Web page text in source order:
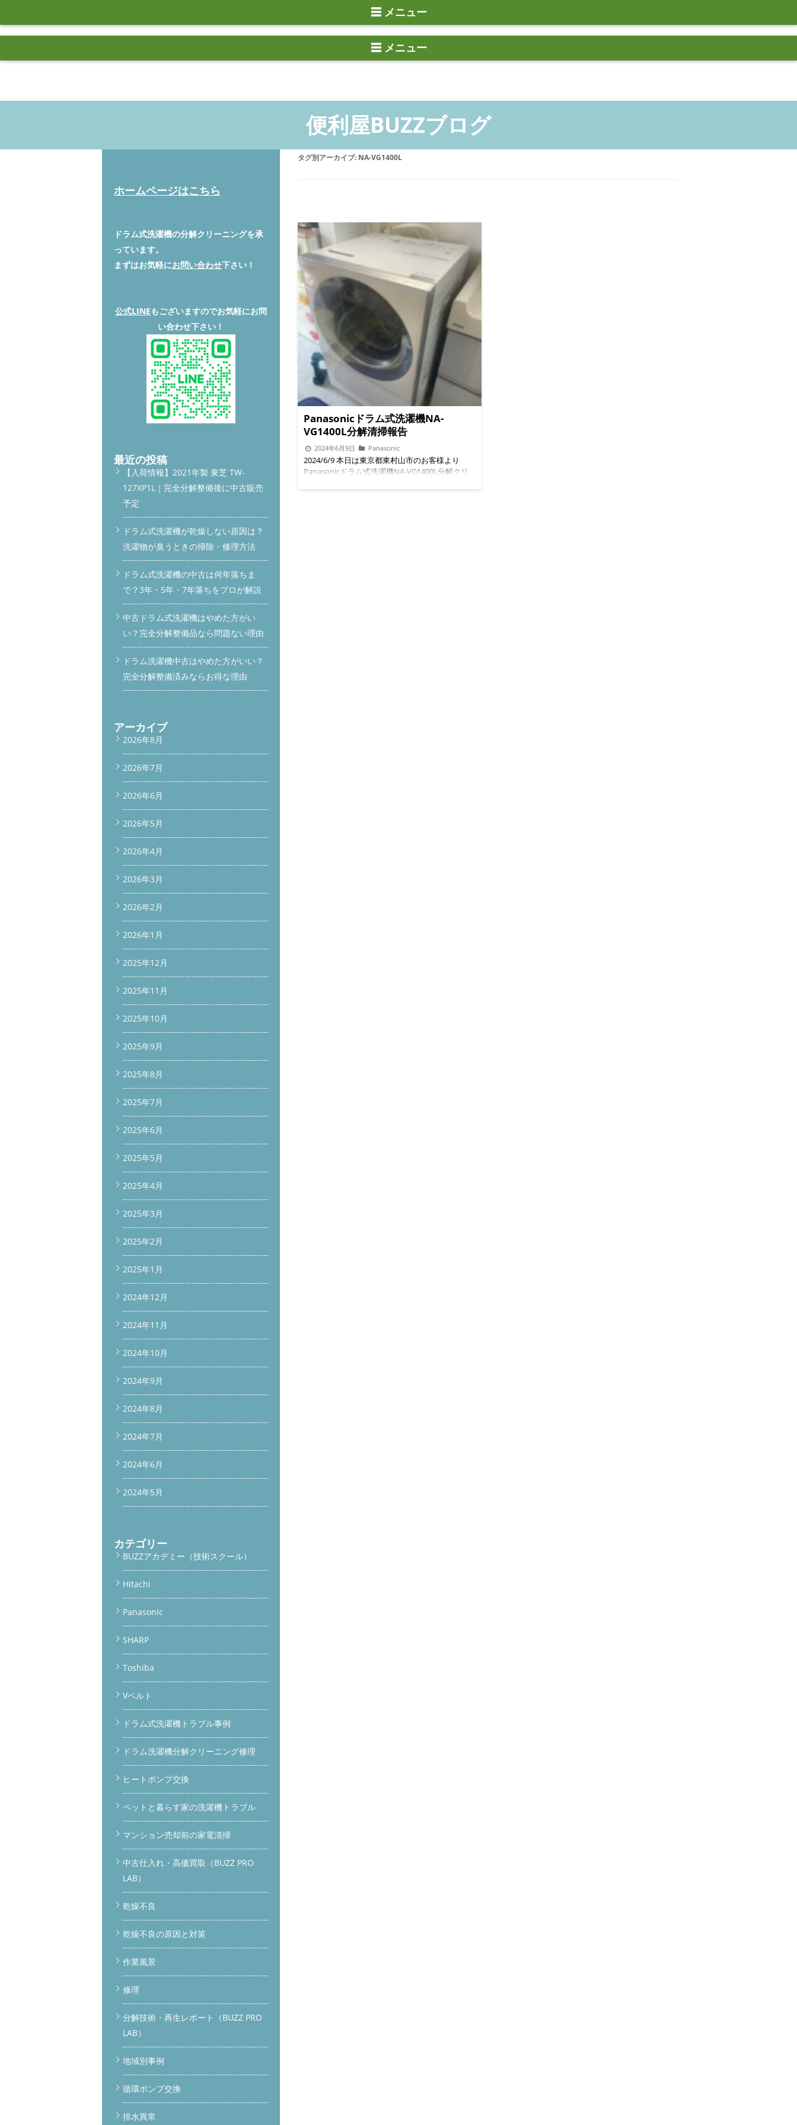
☰ メニュー
タグ別アーカイブ: NA-VG1400L
Panasonicドラム式洗濯機NA-
VG1400L分解清掃報告
2024年6月9日 Panasonic
2024/6/9 本日は東京都東村山市のお客様より
Panasonicドラム式洗濯機NA-VG1400L分解クリ
ホームページはこちら
ドラム式洗濯機の分解クリーニングを承
っています。
まずはお気軽にお問い合わせ下さい！
公式LINEもございますのでお気軽にお問
い合わせ下さい！
最近の投稿
【入荷情報】2021年製 東芝 TW-
127XP1L｜完全分解整備後に中古販売
予定
ドラム式洗濯機が乾燥しない原因は？
洗濯物が臭うときの掃除・修理方法
ドラム式洗濯機の中古は何年落ちま
で？3年・5年・7年落ちをプロが解説
中古ドラム式洗濯機はやめた方がい
い？完全分解整備品なら問題ない理由
ドラム洗濯機中古はやめた方がいい？
完全分解整備済みならお得な理由
アーカイブ
2026年8月
2026年7月
2026年6月
2026年5月
2026年4月
2026年3月
2026年2月
2026年1月
2025年12月
2025年11月
2025年10月
2025年9月
2025年8月
2025年7月
2025年6月
2025年5月
2025年4月
2025年3月
2025年2月
2025年1月
2024年12月
2024年11月
2024年10月
2024年9月
2024年8月
2024年7月
2024年6月
2024年5月
カテゴリー
BUZZアカデミー（技術スクール）
Hitachi
Panasonic
SHARP
Toshiba
Vベルト
ドラム式洗濯機トラブル事例
ドラム洗濯機分解クリーニング修理
ヒートポンプ交換
ペットと暮らす家の洗濯機トラブル
マンション売却前の家電清掃
中古仕入れ・高価買取（BUZZ PRO
LAB）
乾燥不良
乾燥不良の原因と対策
作業風景
修理
分解技術・再生レポート（BUZZ PRO
LAB）
地域別事例
循環ポンプ交換
排水異常